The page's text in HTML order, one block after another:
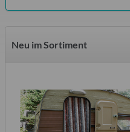
Neu im Sortiment